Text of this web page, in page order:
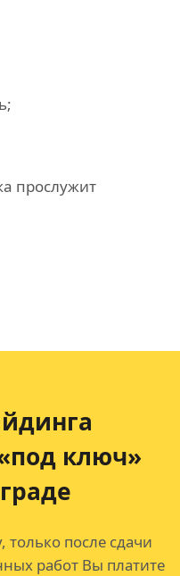
прослужит
ключ»
только после сдачи
работ Вы платите